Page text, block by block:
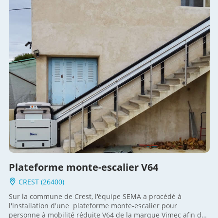
l'utilisation au quotidien de l'appareil. Un bel exemple de
réalisation en extérieur et à l'arrière de l'habitation qui
s'intègre parfaitement à la structure de la maison, sans
installations : visitez notre page nos réalisations
Plateforme monte-escalier V64
CREST (26400)
Sur la commune de Crest, l'équipe SEMA a procédé à
l'installation d'une plateforme monte-escalier pour
personne à mobilité réduite V64 de la marque Vimec afin de